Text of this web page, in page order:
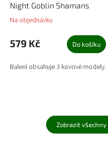
Night Goblin Shamans
Na objednávku
579 Kč Do košíku
Balení obsahuje 3 kovové modely.
Zobrazit